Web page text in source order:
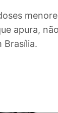
apura,
Brasília.